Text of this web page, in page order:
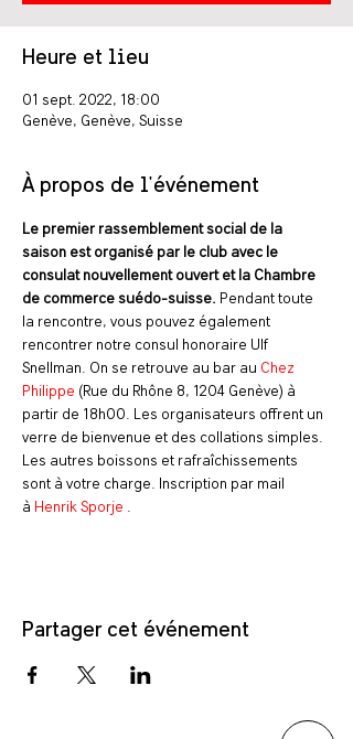
Heure et lieu
01 sept. 2022, 18:00
Genève, Genève, Suisse
À propos de l'événement
Le premier rassemblement social de la
saison est organisé par le club avec le
consulat nouvellement ouvert et la Chambre
de commerce suédo-suisse. Pendant toute
la rencontre, vous pouvez également
rencontrer notre consul honoraire Ulf
Snellman. On se retrouve au bar au Chez
Philippe (Rue du Rhône 8, 1204 Genève) à
partir de 18h00. Les organisateurs offrent un
verre de bienvenue et des collations simples.
Les autres boissons et rafraîchissements
sont à votre charge. Inscription par mail
à Henrik Sporje .
Partager cet événement